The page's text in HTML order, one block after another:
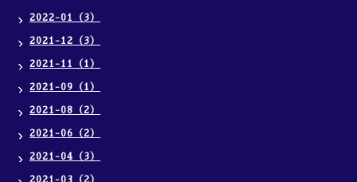
2022-01（3）
2021-12（3）
2021-11（1）
2021-09（1）
2021-08（2）
2021-06（2）
2021-04（3）
2021-03（2）